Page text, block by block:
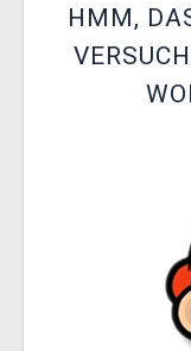
HMM,